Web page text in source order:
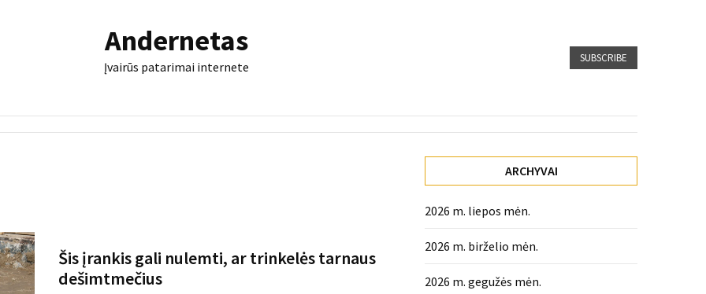
Andernetas
Įvairūs patarimai internete
SUBSCRIBE
Šis įrankis gali nulemti, ar trinkelės tarnaus
dešimtmečius
ARCHYVAI
2026 m. liepos mėn.
2026 m. birželio mėn.
2026 m. gegužės mėn.